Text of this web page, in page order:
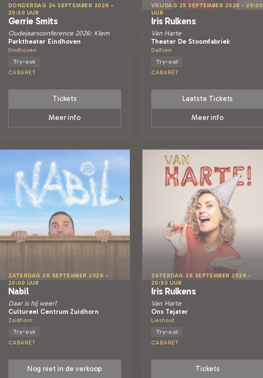
DONDERDAG 24 SEPTEMBER 2026 •
20:30 UUR
Gerrie Smits
Oudejaarsconference 2026: Klem
Parktheater Eindhoven
Eindhoven
Try-out
CABARET
Tickets
Meer info
VRIJDAG 25 SEPTEMBER 2026 • 20:00
UUR
Iris Rulkens
Van Harte
Theater De Stoomfabriek
Dalfsen
Try-out
CABARET
Laatste Tickets
Meer info
ZATERDAG 26 SEPTEMBER 2026 •
20:00 UUR
Nabil
Daar is hij weer!
Cultureel Centrum Zuidhorn
Zuidhorn
Try-out
CABARET
Nog niet in de verkoop
ZATERDAG 26 SEPTEMBER 2026 •
20:30 UUR
Iris Rulkens
Van Harte
Ons Tejater
Lieshout
Try-out
CABARET
Tickets